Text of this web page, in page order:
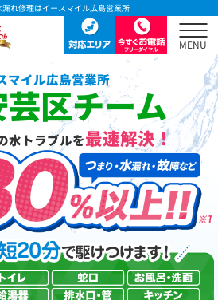
れ修理はイースマイル広島営業所
マイル広島営業所
芸区チーム
水トラブルを最速解決！